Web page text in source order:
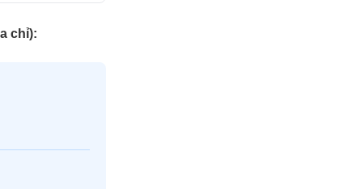
chỉ):